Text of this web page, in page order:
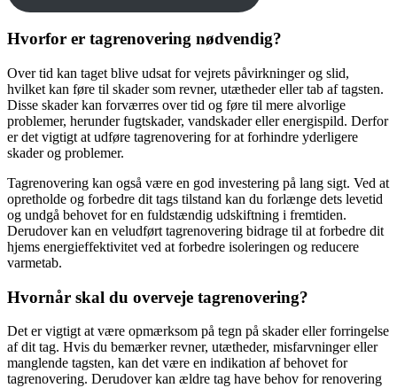
Hvorfor er tagrenovering nødvendig?
Over tid kan taget blive udsat for vejrets påvirkninger og slid,
hvilket kan føre til skader som revner, utætheder eller tab af tagsten.
Disse skader kan forværres over tid og føre til mere alvorlige
problemer, herunder fugtskader, vandskader eller energispild. Derfor
er det vigtigt at udføre tagrenovering for at forhindre yderligere
skader og problemer.
Tagrenovering kan også være en god investering på lang sigt. Ved at
opretholde og forbedre dit tags tilstand kan du forlænge dets levetid
og undgå behovet for en fuldstændig udskiftning i fremtiden.
Derudover kan en veludført tagrenovering bidrage til at forbedre dit
hjems energieffektivitet ved at forbedre isoleringen og reducere
varmetab.
Hvornår skal du overveje tagrenovering?
Det er vigtigt at være opmærksom på tegn på skader eller forringelse
af dit tag. Hvis du bemærker revner, utætheder, misfarvninger eller
manglende tagsten, kan det være en indikation af behovet for
tagrenovering. Derudover kan ældre tag have behov for renovering